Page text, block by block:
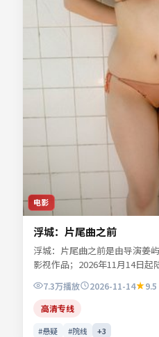
电影
浮城：片尾曲之前
浮城：片尾曲之前是由导演姜
影视作品；2026年11月14日起
演宁舒言、林听雪、沈昭野、
的人物命运。地缘风貌被写得
手。影片关键词包含悬疑、英
息，便于影迷检索与比对同类型
7.3万播放 2026-11-14
9.5
高清专线
#悬疑 #院线 +3